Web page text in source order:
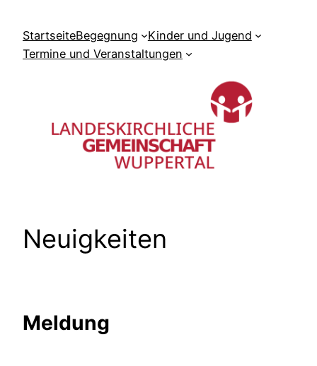
Inhalt
springen
StartseiteBegegnung
Kinder und Jugend
Termine und Veranstaltungen
Neuigkeiten
Meldung